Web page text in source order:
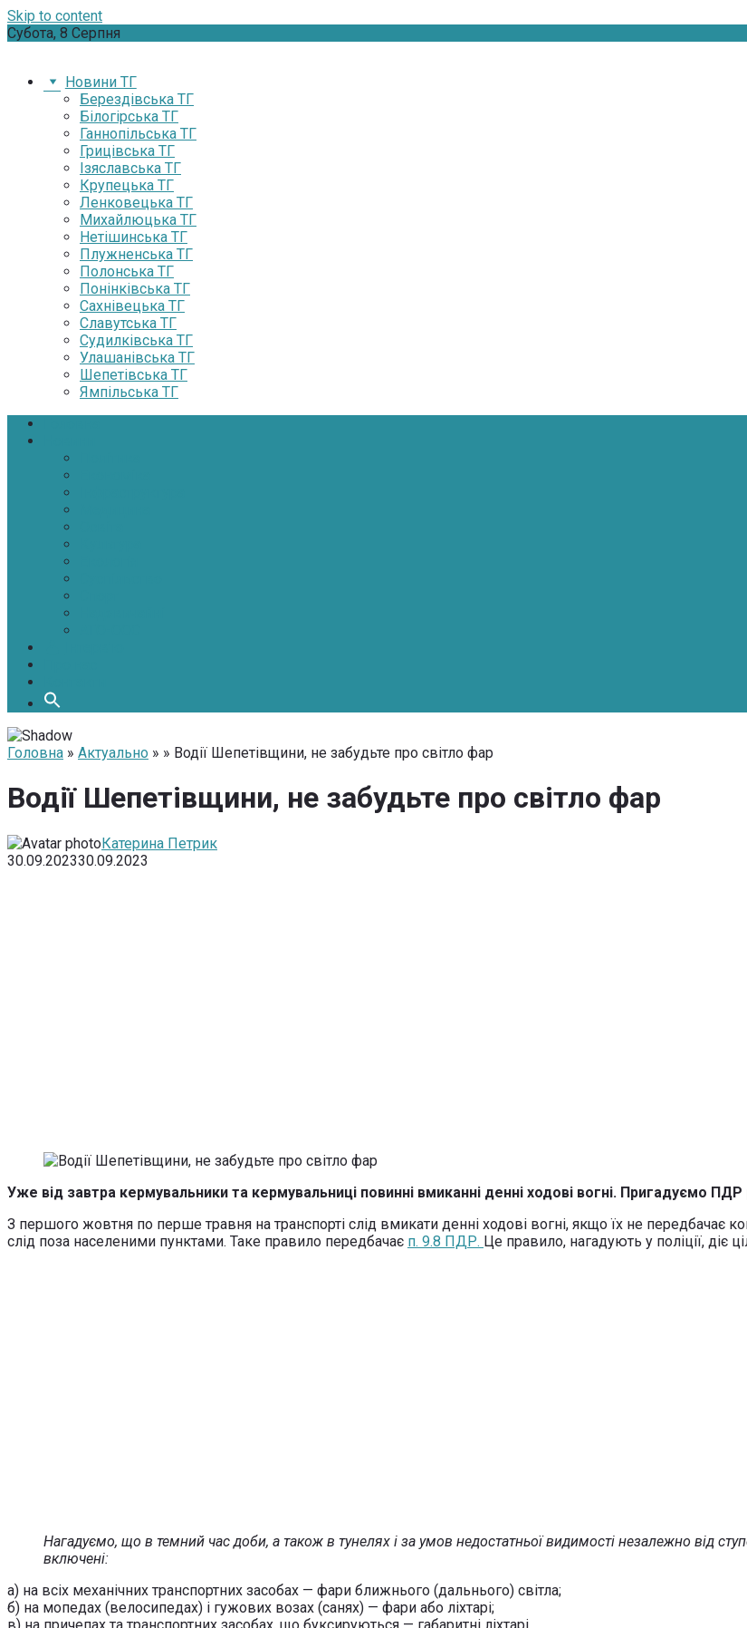
Skip to content
Субота, 8 Серпня
Новини ТГ
Берездівська ТГ
Білогірська ТГ
Ганнопільська ТГ
Грицівська ТГ
Ізяславська ТГ
Крупецька ТГ
Ленковецька ТГ
Михайлюцька ТГ
Нетішинська ТГ
Плужненська ТГ
Полонська ТГ
Понінківська ТГ
Сахнівецька ТГ
Славутська ТГ
Судилківська ТГ
Улашанівська ТГ
Шепетівська ТГ
Ямпільська ТГ
Головна » Актуально » » Водії Шепетівщини, не забудьте про світло фар
Водії Шепетівщини, не забудьте про світло фар
Катерина Петрик
30.09.202330.09.2023
Уже від завтра кермувальники та кермувальниці повинні вмиканні денні ходові вогні. Пригадуємо
З першого жовтня по перше травня на транспорті слід вмикати денні ходові вогні, якщо їх не передбачає
слід поза населеними пунктами. Таке правило передбачає п. 9.8 ПДР. Це правило, нагадують у поліції, діє
Нагадуємо, що в темний час доби, а також в тунелях і за умов недостатньої видимості незалежно від
включені:
а) на всіх механічних транспортних засобах — фари ближнього (дальнього) світла;
б) на мопедах (велосипедах) і гужових возах (санях) — фари або ліхтарі;